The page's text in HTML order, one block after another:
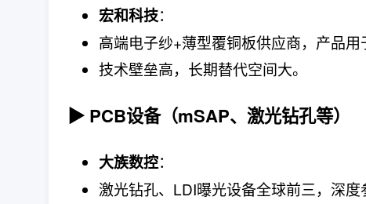
宏和科技：
高端电子纱+薄型覆铜板供应商，产品用
技术壁垒高，长期替代空间大。
▶ PCB设备（mSAP、激光钻孔等）
大族数控：
激光钻孔、LDI曝光设备全球前三，深度